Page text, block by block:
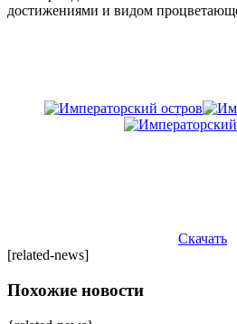
достижениями и видом
Скачать
[related-news]
Похожие новости